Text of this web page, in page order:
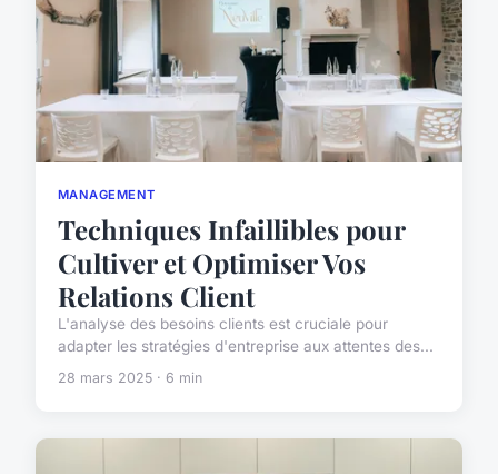
MANAGEMENT
Techniques Infaillibles pour
Cultiver et Optimiser Vos
Relations Client
L'analyse des besoins clients est cruciale pour
adapter les stratégies d'entreprise aux attentes des...
28 mars 2025 · 6 min